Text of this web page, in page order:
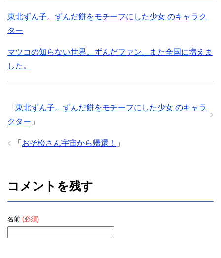
東北ずん子。ずんだ餅をモチーフにした少女 のキャラク
ター
マツコの知らない世界。ずんだファン。また全国に増えま
した。
「 東北ずん子。ずんだ餅をモチーフにした少女 のキャラ
クター 」
「 おそ松さん宇宙から帰還！ 」
コメントを残す
名前 (必須)